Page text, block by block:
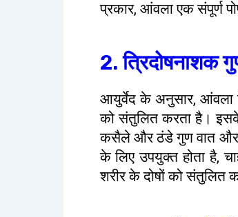
प्रकार, आंवला एक संपूर्ण
2. त्रिदोषनाशक
आयुर्वेद के अनुसार, आंवला
को संतुलित करता है।
कसैले और ठंडे गुण वात और
के लिए उपयुक्त होता है,
शरीर के दोषों को संतुलित